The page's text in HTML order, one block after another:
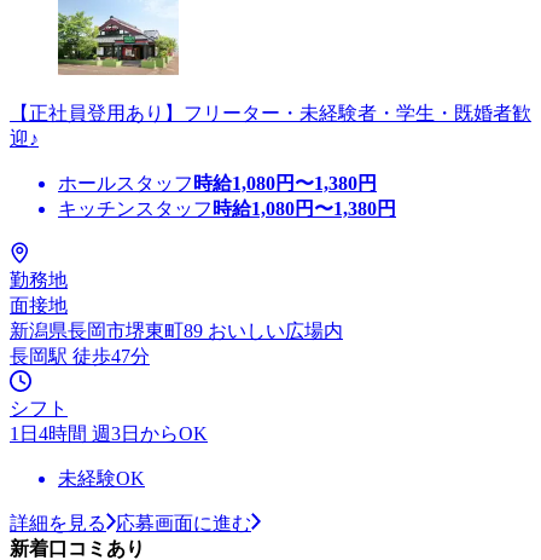
【正社員登用あり】フリーター・未経験者・学生・既婚者歓
迎♪
ホールスタッフ 時給1,080円〜1,380円
キッチンスタッフ 時給1,080円〜1,380円
勤務地
面接地
新潟県長岡市堺東町89 おいしい広場内
長岡駅 徒歩47分
シフト
1日4時間 週3日からOK
未経験OK
詳細を見る
応募画面に進む
新着口コミあり